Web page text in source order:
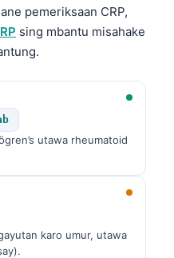
pemeriksaan CRP,
sing mbantu misahake
utawa rheumatoid
karo umur, utawa